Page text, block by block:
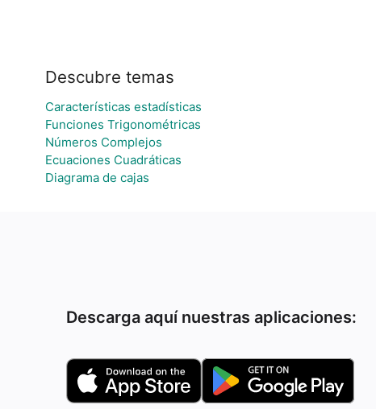
Descubre temas
Características estadísticas
Funciones Trigonométricas
Números Complejos
Ecuaciones Cuadráticas
Diagrama de cajas
Descarga aquí nuestras aplicaciones: